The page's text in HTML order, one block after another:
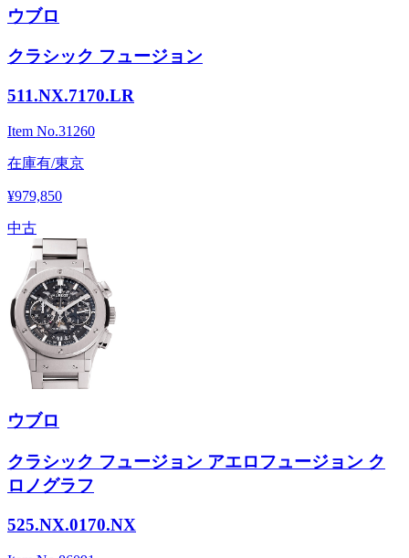
ウブロ
クラシック フュージョン
511.NX.7170.LR
Item No.31260
在庫有/東京
¥979,850
中古
ウブロ
クラシック フュージョン アエロフュージョン ク
ロノグラフ
525.NX.0170.NX